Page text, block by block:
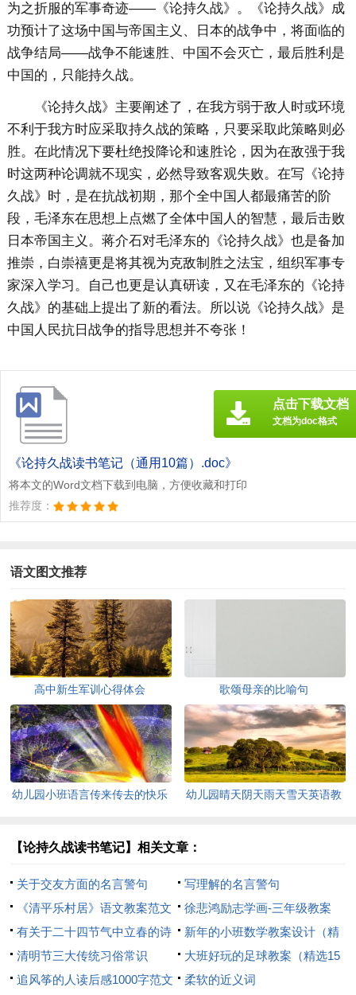
为之折服的军事奇迹——《论持久战》。《论持久战》成
功预计了这场中国与帝国主义、日本的战争中，将面临的
战争结局——战争不能速胜、中国不会灭亡，最后胜利是
中国的，只能持久战。
《论持久战》主要阐述了，在我方弱于敌人时或环境
不利于我方时应采取持久战的策略，只要采取此策略则必
胜。在此情况下要杜绝投降论和速胜论，因为在敌强于我
时这两种论调就不现实，必然导致客观失败。在写《论持
久战》时，是在抗战初期，那个全中国人都最痛苦的阶
段，毛泽东在思想上点燃了全体中国人的智慧，最后击败
日本帝国主义。蒋介石对毛泽东的《论持久战》也是备加
推崇，白崇禧更是将其视为克敌制胜之法宝，组织军事专
家深入学习。自己也更是认真研读，又在毛泽东的《论持
久战》的基础上提出了新的看法。所以说《论持久战》是
中国人民抗日战争的指导思想并不夸张！
《论持久战读书笔记（通用10篇）.doc》
将本文的Word文档下载到电脑，方便收藏和打印
推荐度：
点击下载文档
文档为doc格式
语文图文推荐
高中新生军训心得体会 歌颂母亲的比喻句
幼儿园小班语言传来传去的快乐
幼儿园晴天阴天雨天雪天英语教
【论持久战读书笔记】相关文章：
关于交友方面的名言警句
写理解的名言警句
《清平乐村居》语文教案范文
徐悲鸿励志学画-三年级教案
有关于二十四节气中立春的诗
句
新年的小班数学教案设计（精
选10篇）
清明节三大传统习俗常识
大班好玩的足球教案（精选15
篇）
追风筝的人读后感1000字范文 柔软的近义词